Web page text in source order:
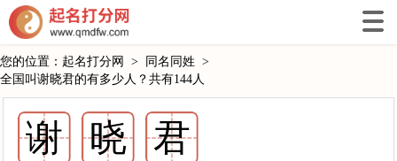
您的位置： 起名打分网 > 同名同姓 >
全国叫谢晓君的有多少人？共有144人
谢 晓 君